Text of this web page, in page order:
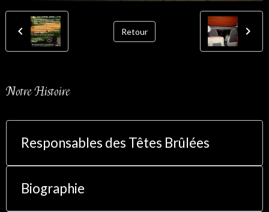
Retour
Notre Histoire
Responsables des Têtes Brûlées
Biographie